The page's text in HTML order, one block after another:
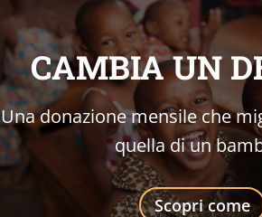
CAMBIA UN
Una donazione mensile che
quella di un
Scopri come